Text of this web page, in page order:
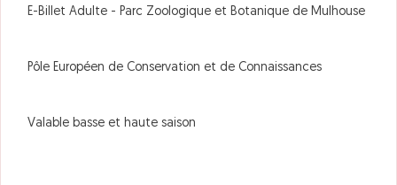
E-Billet Adulte - Parc Zoologique et Botanique de Mulhouse
Pôle Européen de Conservation et de Connaissances
Valable basse et haute saison